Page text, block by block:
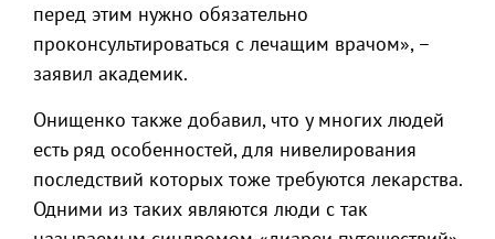
перед этим нужно обязательно
проконсультироваться с лечащим врачом», –
заявил академик.
Онищенко также добавил, что у многих людей
есть ряд особенностей, для нивелирования
последствий которых тоже требуются лекарства.
Одними из таких являются люди с так